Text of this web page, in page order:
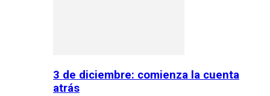
3 de diciembre: comienza la cuenta
atrás